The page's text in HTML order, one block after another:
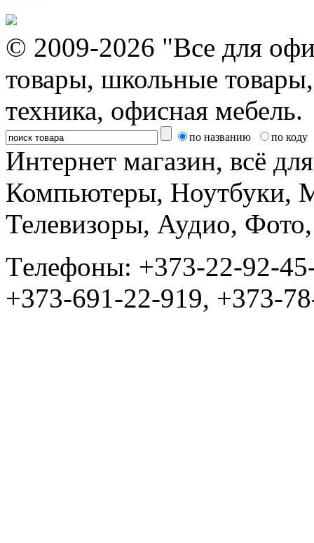
© 2009-2026 "Все для
товары, школьные
техника, офисная мебель.
по названию по коду
Интернет магазин, всё
Компьютеры, Ноутбуки,
Телевизоры, Аудио,
Tелефоны: +373-22-92-
+373-691-22-919, +373-